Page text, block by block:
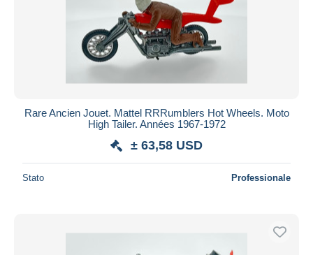
Rare Ancien Jouet. Mattel RRRumblers Hot Wheels. Moto
High Tailer. Années 1967-1972
± 63,58 USD
Stato Professionale